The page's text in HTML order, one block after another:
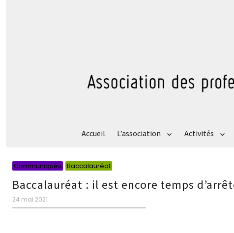
Accueil L’association Activités
Communiqués Baccalauréat
Baccalauréat : il est encore temps
Publié
le
24 mai 2021